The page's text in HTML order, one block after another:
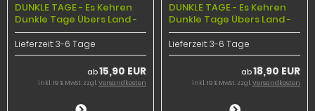
DUNKLE TAGE - Es Kehren
Dunkle Tage Übers Land -
Lady Size Shirt
Lieferzeit:3-6 Tage
ab15,90 EUR
inkl. 19 % MwSt. zzgl.Versandkosten
DUNKLE TAGE - Es Kehren
Dunkle Tage Übers Land -
Longsleeve
Lieferzeit:3-6 Tage
ab18,90 EUR
inkl. 19 % MwSt. zzgl.Versandkosten